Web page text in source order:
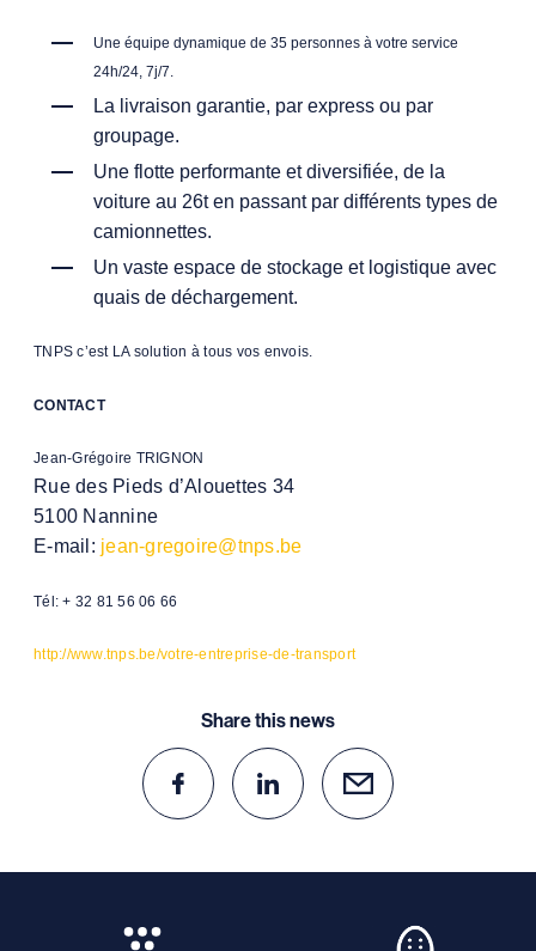
Une équipe dynamique de 35 personnes à votre service
24h/24, 7j/7.
La livraison garantie, par express ou par
groupage.
Une flotte performante et diversifiée, de la
voiture au 26t en passant par différents types de
camionnettes.
Un vaste espace de stockage et logistique avec
quais de déchargement.
TNPS c’est LA solution à tous vos envois.
CONTACT
Jean-Grégoire TRIGNON
Rue des Pieds d’Alouettes 34
5100 Nannine
E-mail: jean-gregoire@tnps.be
Tél: + 32 81 56 06 66
http://www.tnps.be/votre-entreprise-de-transport
Share this news